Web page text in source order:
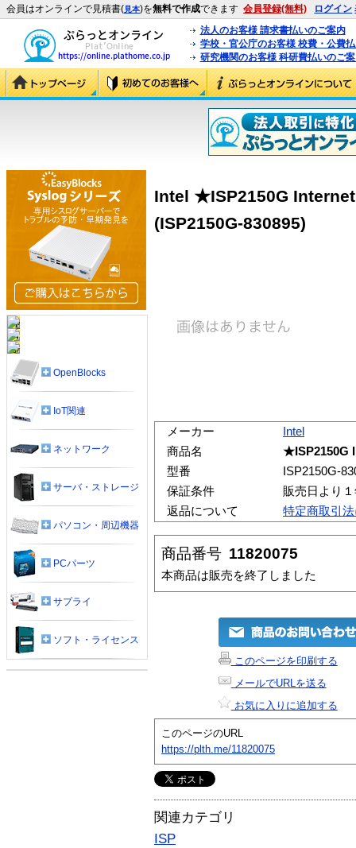
会員はオンラインで見積書(見本)を無料で作成できます 会員登録(無料) ログイン
法人のお客様 請求書払いのご案内
学校・官公庁のお客様 校費・公費
研究機関のお客様 科研費払いのご
Intel ★ISP2150G
(ISP2150G-830895)
メーカー
Intel
商品名
★ISP2150G
型番
ISP2150G-
保証条件
販売日より
返品について
特定商取引
商品番号 11820075
本商品は販売を終了しました
このページを印刷する
メールでURLを送る
お気に入りに追加する
このページのURL
https://plth.me/11820075
関連カテゴリ
ISP
OpenBlocks
IoT関連
ネットワーク
サーバ・ストレージ
パソコン・周辺機器
PCパーツ
サプライ
ソフト・ライセンス